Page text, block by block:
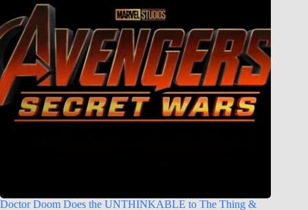
Doctor Doom Does the UNTHINKABLE to The Thing &